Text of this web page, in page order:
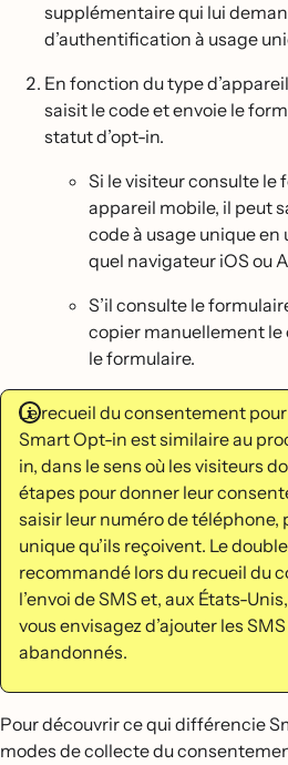
supplémentaire qui lui
d’authentification à usage
En fonction du type
saisit le code et envoie le
statut d’opt-in.
Si le visiteur consulte le
appareil mobile, il peut
code à usage unique en
quel navigateur iOS ou
S’il consulte le
copier manuellement le
le formulaire.
Le recueil du consentement pour
Smart Opt-in est similaire au
in, dans le sens où les visiteurs
étapes pour donner leur
saisir leur numéro de téléphone,
unique qu’ils reçoivent. Le
recommandé lors du recueil du
l’envoi de SMS et, aux États-
vous envisagez d’ajouter les
abandonnés.
Pour découvrir ce qui différencie
modes de collecte du